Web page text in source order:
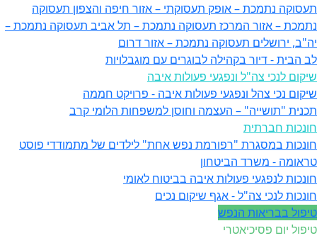
תעסוקה נתמכת – אופק תעסוקתי – אזור חיפה והצפון תעסוקה
נתמכת – אזור המרכז תעסוקה נתמכת – תל אביב תעסוקה נתמכת –
יה"ב, ירושלים תעסוקה נתמכת – אזור דרום
לב הבית - דיור בקהילה לבוגרים עם מוגבלויות
שיקום לנכי צה"ל ונפגעי פעולות איבה
שיקום נכי צהל ונפגעי פעולות איבה - פרויקט חממה
תכנית "תושייה" – העצמה וחוסן למשפחות הלומי קרב
חונכות חברתית
חונכות במסגרת "רפורמת נפש אחת" לילדים של מתמודדי פוסט
טראומה - משרד הביטחון
חונכות לנפגעי פעולות איבה בביטוח לאומי
חונכות לנכי צה"ל - אגף שיקום נכים
טיפול בבריאות הנפש
טיפול יום פסיכיאטרי